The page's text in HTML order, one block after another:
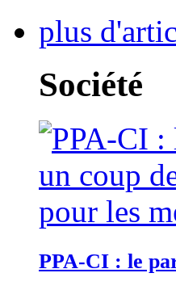
plus
Société
PPA-CI : le